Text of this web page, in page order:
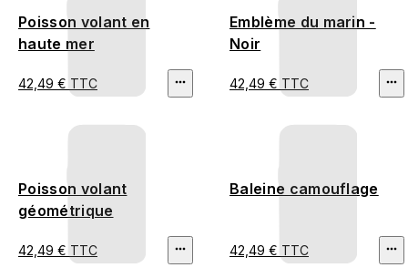
Poisson volant en
haute mer
42,49 € TTC
Emblème du marin -
Noir
42,49 € TTC
Poisson volant
géométrique
42,49 € TTC
Baleine camouflage
42,49 € TTC